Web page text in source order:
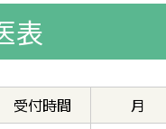
表
受付時間 月